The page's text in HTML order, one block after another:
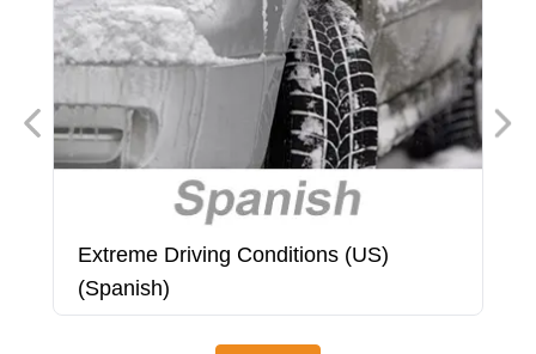
Extreme Driving Conditions (US)
(Spanish)